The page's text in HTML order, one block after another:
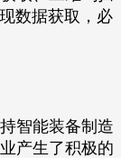
数据获取，必
智能装备制造
产生了积极的